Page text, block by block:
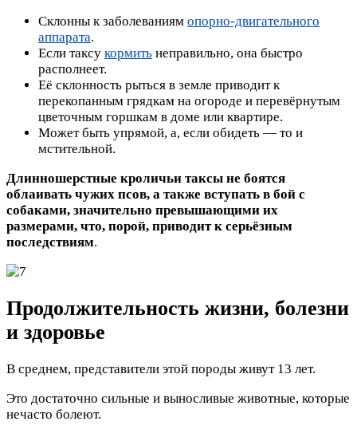
Склонны к заболеваниям опорно-двигательного
аппарата.
Если таксу кормить неправильно, она быстро
располнеет.
Её склонность рыться в земле приводит к
перекопанным грядкам на огороде и перевёрнутым
цветочным горшкам в доме или квартире.
Может быть упрямой, а, если обидеть — то и
мстительной.
Длинношерстные кроличьи таксы не боятся
облаивать чужих псов, а также вступать в бой с
собаками, значительно превышающими их
размерами, что, порой, приводит к серьёзным
последствиям.
Продолжительность жизни, болезни
и здоровье
В среднем, представители этой породы живут 13 лет.
Это достаточно сильные и выносливые животные, которые
нечасто болеют.